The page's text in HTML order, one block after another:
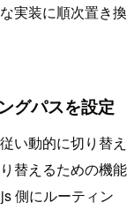
実装に順次置き換
グパスを設定
い動的に切り替え
替えるための機能
側にルーティン